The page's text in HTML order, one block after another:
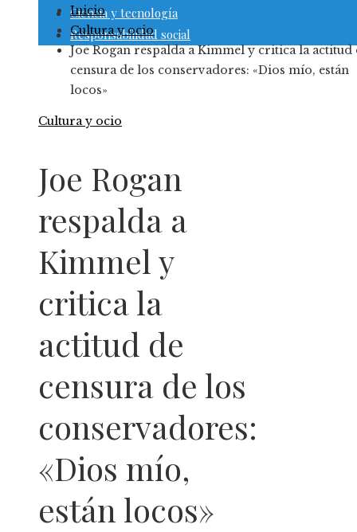
Ciencia y tecnología
Responsabilidad social
Inicio
Cultura y ocio
Joe Rogan respalda a Kimmel y critica la actitud
censura de los conservadores: «Dios mío, están
locos»
Cultura y ocio
Joe Rogan
respalda a
Kimmel y
critica la
actitud de
censura de los
conservadores:
«Dios mío,
están locos»